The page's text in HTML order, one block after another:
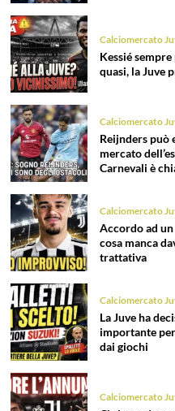
Calciomercato
Kessié
quasi, la Juve
Calciomercato
Reijnders può
mercato
Carnevali è
Calciomercato
Accordo ad
cosa manca
trattativa
Calciomercato
La Juve ha
importante
dai giochi
Calciomercato